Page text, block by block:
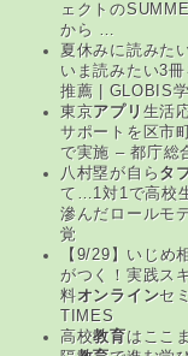
ェクトの
から …
夏休みに読み
いま読みたい3
推薦 | GLOBIS
東京アプリ 生活
サポートを区市
で実施 – 都庁総
八村塁が自らタ
て…1対1で高校
滲んだロールモ
覚
【9/29】いじめ
がつく！実践ス
料オンラインセ
TIMES
高校教育はここ